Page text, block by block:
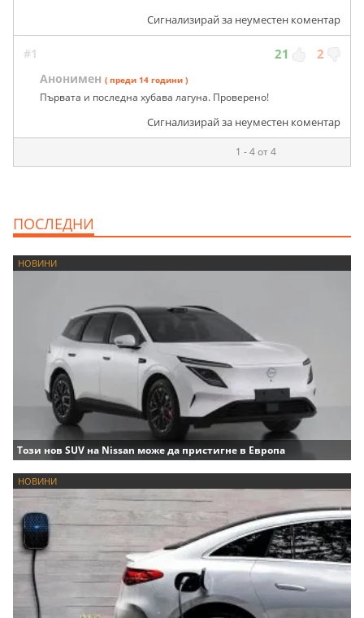
Сигнализирай за неуместен коментар
#1 21 2
Анонимен ( преди 14 години )
Първата и последна хубава лагуна. Проверено!
Сигнализирай за неуместен коментар
1 - 4 от 4
ПОСЛЕДНИ
НОВИНИ
Този нов SUV на Nissan може да пристигне в Европа
НОВИНИ